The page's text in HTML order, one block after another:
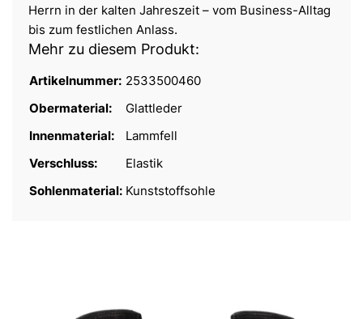
Herrn in der kalten Jahreszeit – vom Business-Alltag
bis zum festlichen Anlass.
Mehr zu diesem Produkt:
Artikelnummer: 2533500460
Obermaterial:
Glattleder
Innenmaterial:
Lammfell
Verschluss:
Elastik
Sohlenmaterial: Kunststoffsohle